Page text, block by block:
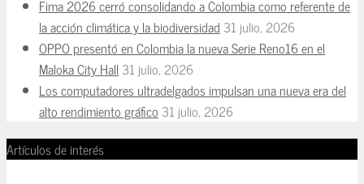
Fima 2026 cerró consolidando a Colombia como referente de
la acción climática y la biodiversidad 31 julio, 2026
OPPO presentó en Colombia la nueva Serie Reno16 en el
Maloka City Hall 31 julio, 2026
Los computadores ultradelgados impulsan una nueva era del
alto rendimiento gráfico 31 julio, 2026
Artículos de interés